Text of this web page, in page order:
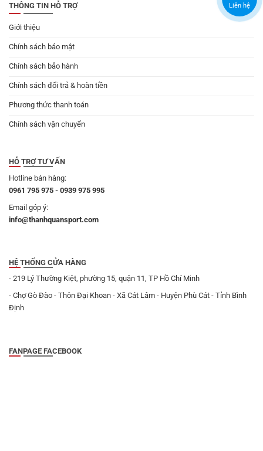
THÔNG TIN HỖ TRỢ
Giới thiệu
Chính sách bảo mật
Chính sách bảo hành
Chính sách đổi trả & hoàn tiền
Phương thức thanh toán
Chính sách vận chuyển
HỖ TRỢ TƯ VẤN
Hotline bán hàng:
0961 795 975 - 0939 975 995
Email góp ý:
info@thanhquansport.com
HỆ THỐNG CỬA HÀNG
- 219 Lý Thường Kiệt, phường 15, quận 11, TP Hồ Chí Minh
- Chợ Gò Đào - Thôn Đại Khoan - Xã Cát Lâm - Huyện Phù Cát - Tỉnh Bình
Định
FANPAGE FACEBOOK
Liên hệ